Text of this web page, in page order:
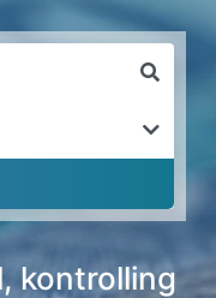
kontrolling